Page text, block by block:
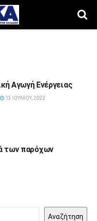
Αγωγή Ενέργειας
13 ΙΟΥΝΊΟΥ, 2022
των παρόχων
Αναζήτηση